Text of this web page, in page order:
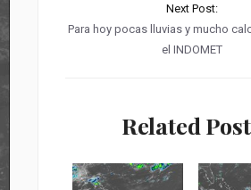
Next Post:
Para hoy pocas lluvias y mucho
el INDOMET
Related